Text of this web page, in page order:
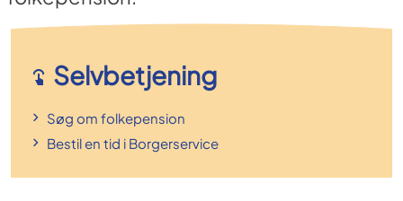
Selvbetjening
Søg om folkepension
Bestil en tid i Borgerservice